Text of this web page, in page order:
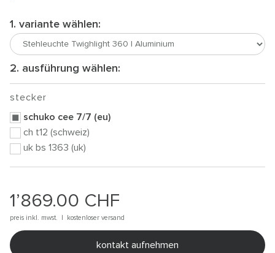
1. variante wählen:
2. ausführung wählen:
stecker
schuko cee 7/7 (eu)
ch t12 (schweiz)
uk bs 1363 (uk)
1’869.00 CHF
preis inkl. mwst. | kostenloser versand
kontakt aufnehmen